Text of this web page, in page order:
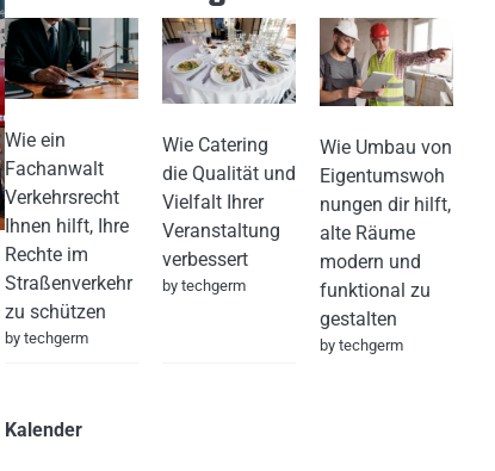
Wie ein
Fachanwalt
Verkehrsrecht
Ihnen hilft, Ihre
Rechte im
Straßenverkehr
zu schützen
by techgerm
Wie Catering
die Qualität und
Vielfalt Ihrer
Veranstaltung
verbessert
by techgerm
Wie Umbau von
Eigentumswoh
nungen dir hilft,
alte Räume
modern und
funktional zu
gestalten
by techgerm
Kalender